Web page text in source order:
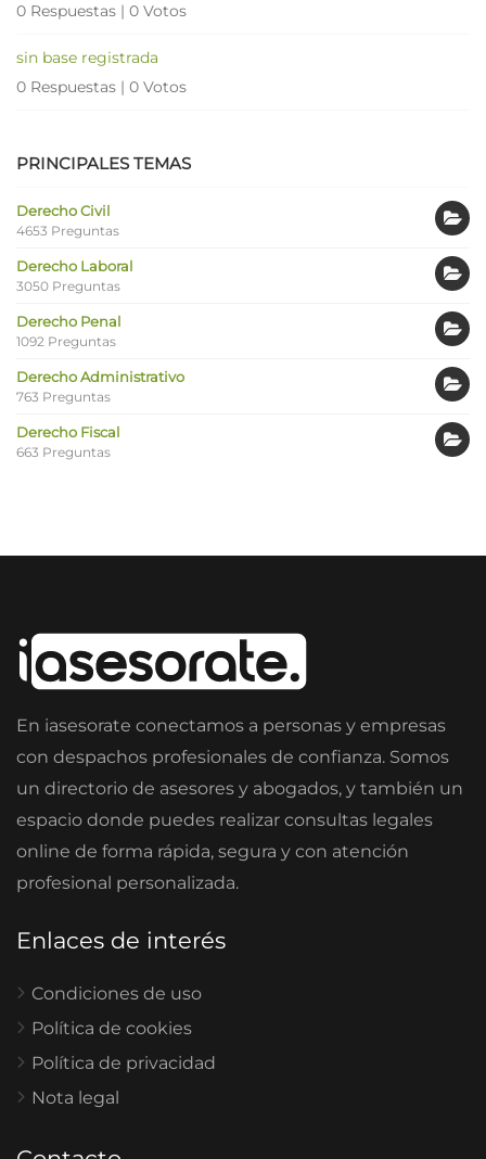
0 Respuestas | 0 Votos
sin base registrada
0 Respuestas | 0 Votos
PRINCIPALES TEMAS
Derecho Civil
4653 Preguntas
Derecho Laboral
3050 Preguntas
Derecho Penal
1092 Preguntas
Derecho Administrativo
763 Preguntas
Derecho Fiscal
663 Preguntas
En iasesorate conectamos a personas y empresas
con despachos profesionales de confianza. Somos
un directorio de asesores y abogados, y también un
espacio donde puedes realizar consultas legales
online de forma rápida, segura y con atención
profesional personalizada.
Enlaces de interés
Condiciones de uso
Política de cookies
Política de privacidad
Nota legal